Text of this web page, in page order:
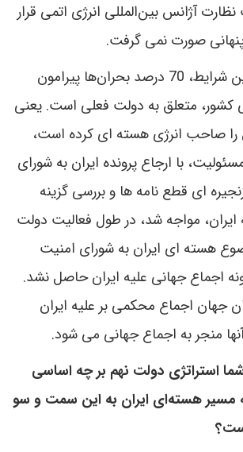
آژانس بین‌المللی انرژی اتمی قرار
صورت نمی گرفت.
حال به ازای این شرایط، 70 درصد بحران‌ها پیرامون
کشور، متعلق به دولت فعلی است. یعنی
را صاحب انرژی هسته ای کرده است،
با ارجاع پرونده ایران به شورای
ای قطع نامه ها و بررسی گزینه
مواجه شد، در طول فعالیت دولت
هسته ای ایران به شورای امنیت
اجماع جهانی علیه ایران حاصل نشد.
جهان اجماع محکمی بر علیه ایران
منجر به اجماع جهانی می شود.
شما استراتژی دولت نهم بر چه اساسی
مسیر هسته‌ای ایران به این سمت و سو